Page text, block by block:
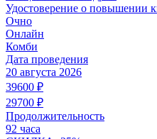
Удостоверение о повышении
Очно
Онлайн
Комби
Дата проведения
20 августа 2026
39600 ₽
29700 ₽
Продолжительность
92 часа